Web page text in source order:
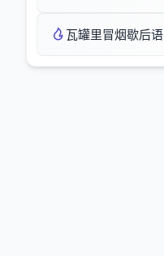
瓦罐里冒烟歇后语